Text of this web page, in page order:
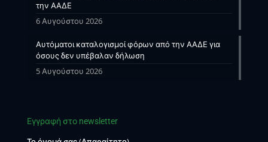
την ΑΑΔΕ
6 Αυγούστου 2026
Αυτόματοι καταλογισμοί φόρων από την ΑΑΔΕ για
όσους δεν υπέβαλαν δήλωση
5 Αυγούστου 2026
Εγγραφή στο newsletter